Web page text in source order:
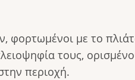
φορτωμένοι με το
τους,
περιοχή.